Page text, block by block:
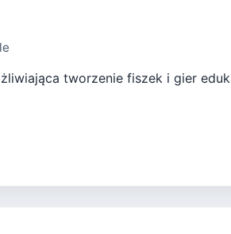
tworzenie fiszek i gier